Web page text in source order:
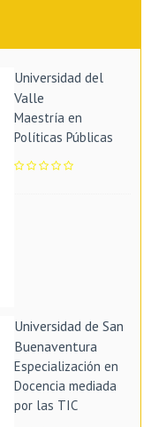
Universidad del
Valle
Maestría en
Políticas Públicas
Universidad de San
Buenaventura
Especialización en
Docencia mediada
por las TIC